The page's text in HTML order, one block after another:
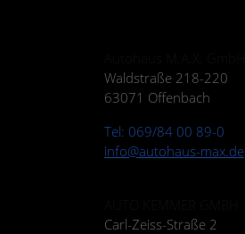
Waldstraße 218-220
63071 Offenbach
Tel: 069/84 00 89-0
info@autohaus-max.de
Carl-Zeiss-Straße 2